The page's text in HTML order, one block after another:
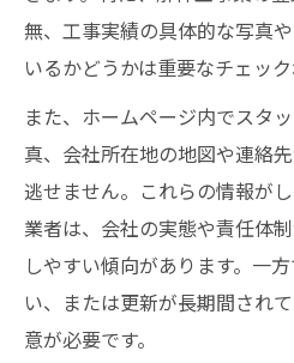
方
解体業者の契約内容
解体業者選びで後悔し
複数解体業者の見積
実績重視で解体業者
解体工事の担当者対
許可や保険の有無を
解体業者検索時の情
無、工事実績の具体的な写真
いるかどうかは重要なチェック
また、ホームページ内でスタ
真、会社所在地の地図や連絡
逃せません。これらの情報が
業者は、会社の実態や責任体
しやすい傾向があります。一
い、または更新が長期間され
意が必要です。